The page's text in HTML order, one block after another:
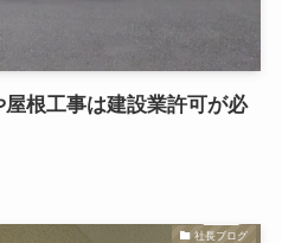
根工事は建設業許可が必
社長ブログ